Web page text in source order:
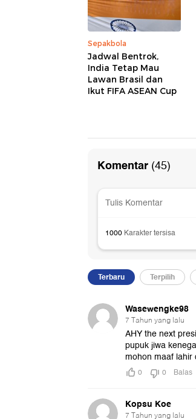
Sepakbola
Jadwal Bentrok,
India Tetap Mau
Lawan Brasil dan
Ikut FIFA ASEAN Cup